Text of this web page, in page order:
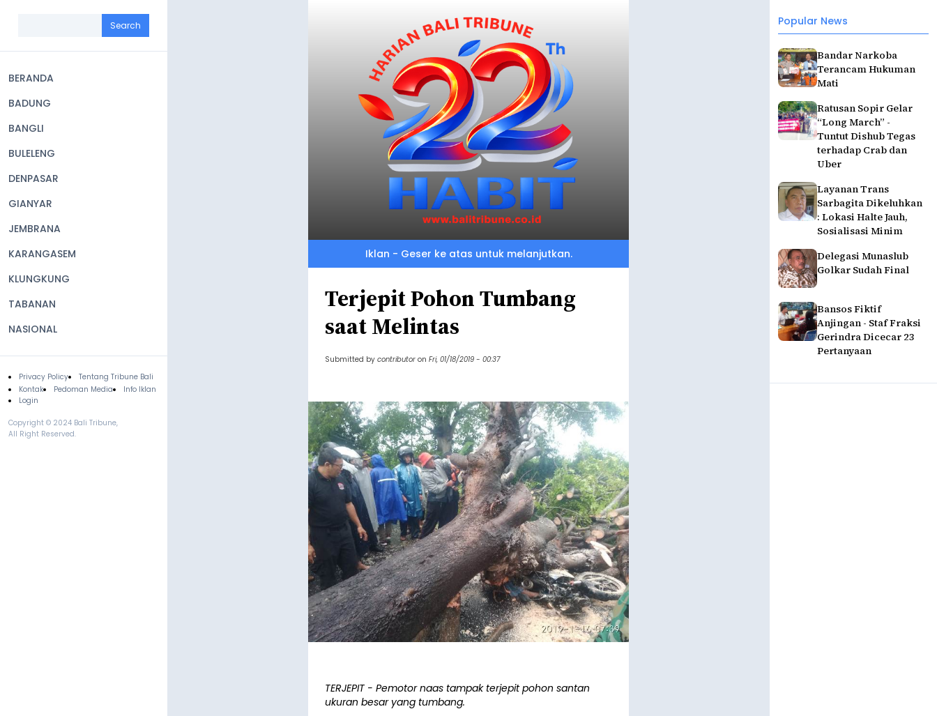
navigation
BERANDA
BADUNG
BANGLI
BULELENG
DENPASAR
GIANYAR
JEMBRANA
KARANGASEM
KLUNGKUNG
TABANAN
NASIONAL
Footer
Privacy Policy
Tentang Tribune Bali
Kontak
Pedoman Media
Info Iklan
Login
Copyright © 2024 Bali Tribune,
All Right Reserved.
Popular News
Bandar Narkoba
Terancam Hukuman
Mati
Ratusan Sopir Gelar
“Long March” -
Tuntut Dishub Tegas
terhadap Crab dan
Uber
Layanan Trans
Sarbagita Dikeluhkan
: Lokasi Halte Jauh,
Sosialisasi Minim
Delegasi Munaslub
Golkar Sudah Final
Bansos Fiktif
Anjingan - Staf Fraksi
Gerindra Dicecar 23
Pertanyaan
Iklan - Geser ke atas untuk melanjutkan.
Terjepit Pohon Tumbang
saat Melintas
Submitted by contributor on Fri, 01/18/2019 - 00:37
TERJEPIT - Pemotor naas tampak terjepit pohon santan
ukuran besar yang tumbang.